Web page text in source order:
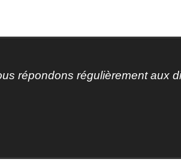
répondons régulièrement aux